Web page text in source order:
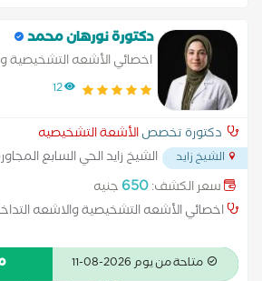
دكتورة نورهان محمد
اخصائي الأشعه التشخيصية
12
دكتورة تخصصالأشعة التشخيصيه
الشيخ زايد الشيخ زايد الحي السابع
سعر الكشف:650 جنيه
اخصائي الأشعه التشخيصية والاشعه
متاحة من يوم 2026-08-11